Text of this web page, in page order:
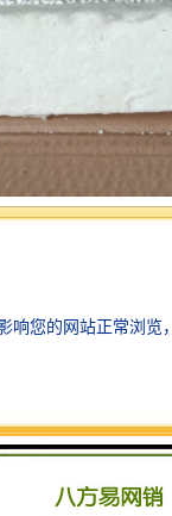
形式流离于
上浮很快，
，尤其在
这一特点制
和过滤网就
棉和过滤网